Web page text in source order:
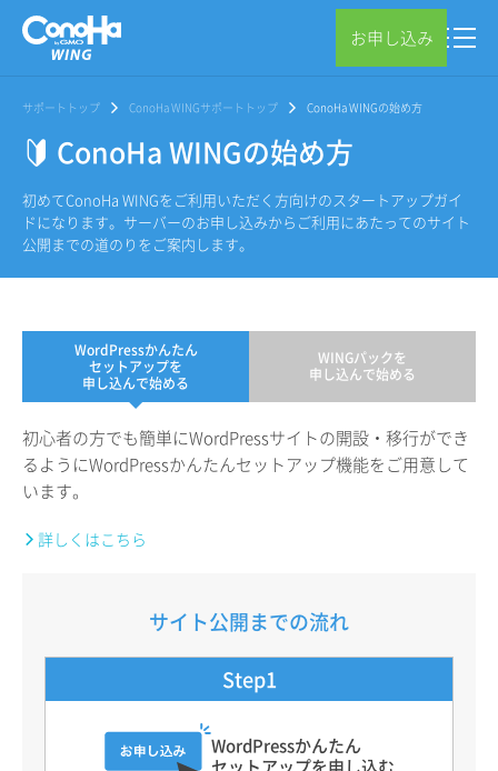
お申し込み
サポートトップ ConoHa WINGサポートトップ ConoHa WINGの始め方
ConoHa WINGの始め方
初めてConoHa WINGをご利用いただく方向けのスタートアップガイ
ドになります。サーバーのお申し込みからご利用にあたってのサイト
公開までの道のりをご案内します。
WordPressかんたん
セットアップを
申し込んで始める
WINGパックを
申し込んで始める
初心者の方でも簡単にWordPressサイトの開設・移行ができ
るようにWordPressかんたんセットアップ機能をご用意して
います。
詳しくはこちら
サイト公開までの流れ
Step1
WordPressかんたん